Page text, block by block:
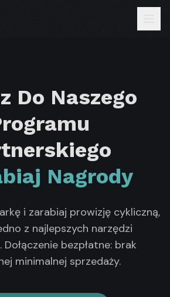
Do Naszego
Nagrody
i zarabiaj prowizję cykliczną,
z najlepszych narzędzi
bezpłatne: brak
minimalnej sprzedaży.